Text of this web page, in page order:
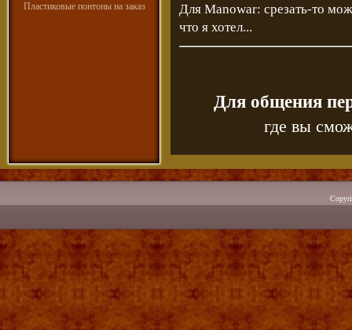
Пластиковые понтоны на заказ
Для Manowar: срезать-то
что я хотел...
Для общения
где вы